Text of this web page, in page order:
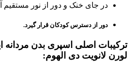
در جای خنک و دور از نور مستقیم
دور از دسترس کودکان قرار گیرد.
ترکیبات اصلی اسپری بدن
لورن لانویت دی الهوم: